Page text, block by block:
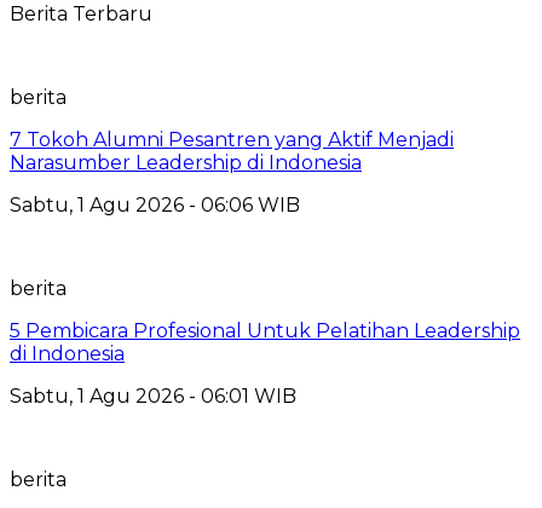
Berita Terbaru
berita
7 Tokoh Alumni Pesantren yang Aktif Menjadi
Narasumber Leadership di Indonesia
Sabtu, 1 Agu 2026 - 06:06 WIB
berita
5 Pembicara Profesional Untuk Pelatihan Leadership
di Indonesia
Sabtu, 1 Agu 2026 - 06:01 WIB
berita